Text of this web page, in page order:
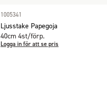
1005341
Ljusstake Papegoja
40cm 4st/förp.
Logga in för att se pris